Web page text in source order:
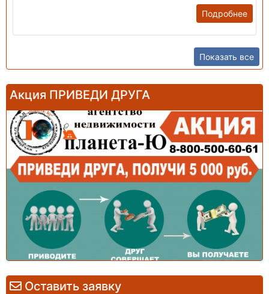
Оставить заявку
Подробнее
Показать все
Акция ПРИВЕДИ ДРУГА